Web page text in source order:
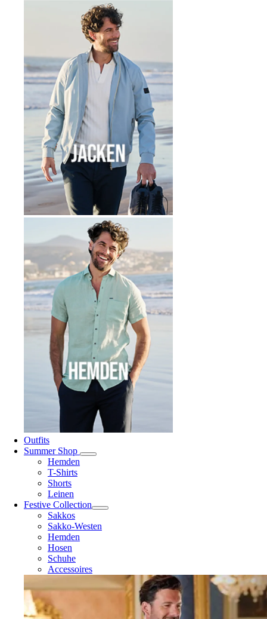
Outfits
Summer Shop
Hemden
T-Shirts
Shorts
Leinen
Festive Collection
Sakkos
Sakko-Westen
Hemden
Hosen
Schuhe
Accessoires